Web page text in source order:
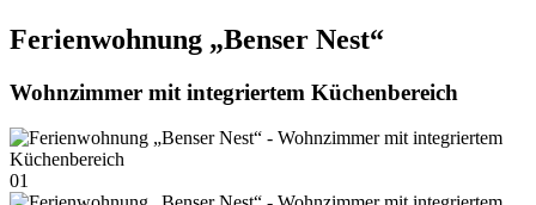
Ferienwohnung „Benser Nest“
Wohnzimmer mit integriertem Küchenbereich
01